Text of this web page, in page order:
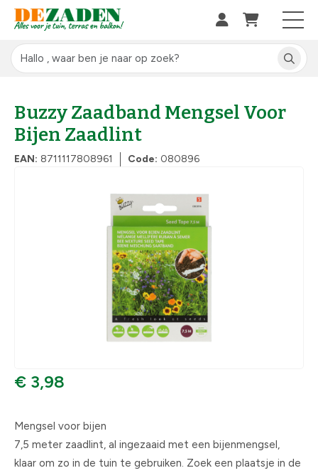
Buzzy Zaadband Mengsel Voor
Bijen Zaadlint
EAN: 8711117808961 Code: 080896
€ 3,98
Mengsel voor bijen
7,5 meter zaadlint, al ingezaaid met een bijenmengsel,
klaar om zo in de tuin te gebruiken. Zoek een plaatsje in de